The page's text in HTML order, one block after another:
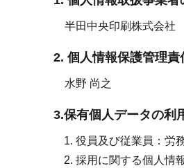
半田中央印刷株式会社
2. 個人情報保護管理責
水野 尚之
3.保有個人データの利
役員及び従業員：労
採用に関する個人情